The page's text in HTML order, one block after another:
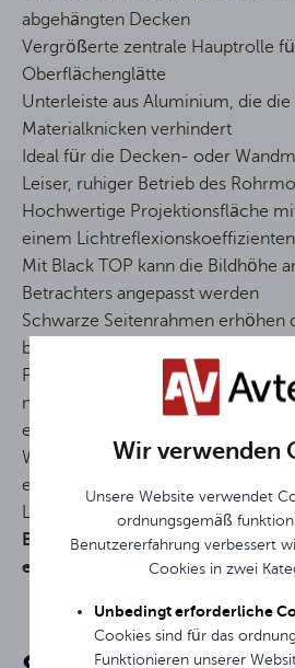
Wir verwenden
Unsere Website verwendet
ordnungsgemäß
Benutzererfahrung verbessert
Cookies in zwei
Unbedingt erforderliche
Cookies sind für das
Funktionieren unserer
abgehängten Decken
Vergrößerte zentrale Hauptrolle
Oberflächenglätte
Unterleiste aus Aluminium, die
Materialknicken verhindert
Ideal für die Decken- oder
Leiser, ruhiger Betrieb des
Hochwertige Projektionsfläche
einem
Mit Black TOP kann die Bildhöhe
Betrachters angepasst werden
Schwarze Seitenrahmen erhöhen
betrachteten Bildes
Plug-and-Play-Technologie – die
nach dem Anschließen an die
einsatzbereit
Wand- und Funkfernbedienung im
enthalten
Länge des Netzkabels: 1,8 m
Benötigt 2 CR2032-Batterien
enthalten)
Format 16:10
Bildschirmtyp